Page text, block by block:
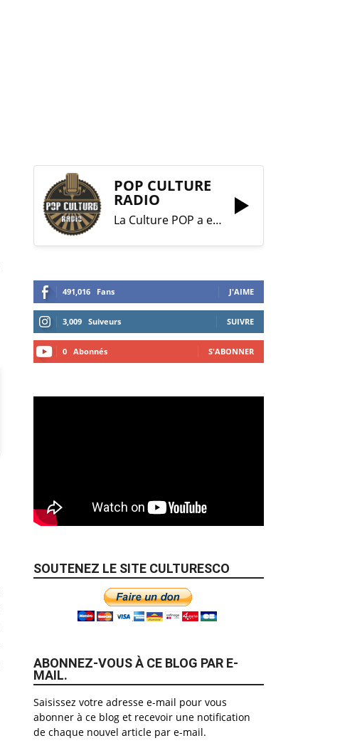
POP CULTURE
RADIO
La Culture POP a enfin trouvé sa RADIO !
491,016 Fans J'AIME
3,009 Suiveurs SUIVRE
0 Abonnés S'ABONNER
SOUTENEZ LE SITE CULTURESCO
ABONNEZ-VOUS À CE BLOG PAR E-
MAIL.
Saisissez votre adresse e-mail pour vous
abonner à ce blog et recevoir une notification
de chaque nouvel article par e-mail.